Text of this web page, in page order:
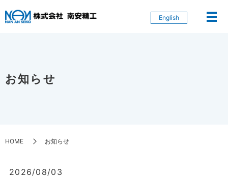
English
お知らせ
HOME お知らせ
2026/08/03